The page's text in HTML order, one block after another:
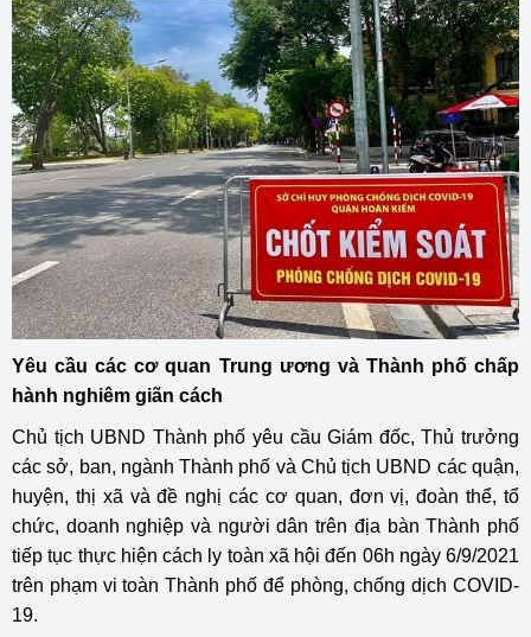
Yêu cầu các cơ quan Trung ương và Thành phố chấp
hành nghiêm giãn cách
Chủ tịch UBND Thành phố yêu cầu Giám đốc, Thủ trưởng
các sở, ban, ngành Thành phố và Chủ tịch UBND các quận,
huyện, thị xã và đề nghị các cơ quan, đơn vị, đoàn thể, tổ
chức, doanh nghiệp và người dân trên địa bàn Thành phố
tiếp tục thực hiện cách ly toàn xã hội đến 06h ngày 6/9/2021
trên phạm vi toàn Thành phố để phòng, chống dịch COVID-
19.